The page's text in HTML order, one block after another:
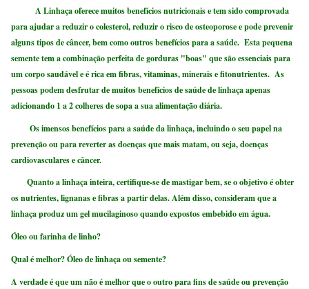
A Linhaça oferece muitos benefícios nutricionais e tem sido comprovada
para ajudar a reduzir o colesterol, reduzir o risco de osteoporose e pode prevenir
alguns tipos de câncer, bem como outros benefícios para a saúde. Esta pequena
semente tem a combinação perfeita de gorduras "boas" que são essenciais para
um corpo saudável e é rica em fibras, vitaminas, minerais e fitonutrientes. As
pessoas podem desfrutar de muitos benefícios de saúde de linhaça apenas
adicionando 1 a 2 colheres de sopa a sua alimentação diária.
Os imensos benefícios para a saúde da linhaça, incluindo o seu papel na
prevenção ou para reverter as doenças que mais matam, ou seja, doenças
cardiovasculares e câncer.
Quanto a linhaça inteira, certifique-se de mastigar bem, se o objetivo é obter
os nutrientes, lignanas e fibras a partir delas. Além disso, consideram que a
linhaça produz um gel mucilaginoso quando expostos embebido em água.
Óleo ou farinha de linho?
Qual é melhor? Óleo de linhaça ou semente?
A verdade é que um não é melhor que o outro para fins de saúde ou prevenção